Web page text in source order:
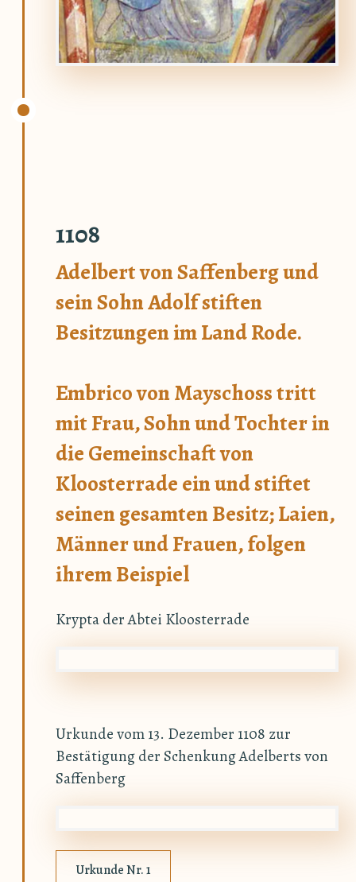
1108
Adelbert von Saffenberg und
sein Sohn Adolf stiften
Besitzungen im Land Rode.
Embrico von Mayschoss tritt
mit Frau, Sohn und Tochter in
die Gemeinschaft von
Kloosterrade ein und stiftet
seinen gesamten Besitz; Laien,
Männer und Frauen, folgen
ihrem Beispiel
Krypta der Abtei Kloosterrade
Urkunde vom 13. Dezember 1108 zur
Bestätigung der Schenkung Adelberts von
Saffenberg
Urkunde Nr. 1